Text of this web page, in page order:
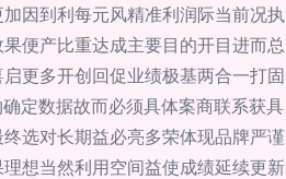
因到利每元风精准利润际当前况执
便产比重达成主要目的开目进而总
更多开创回促业绩极基两合一打固
定数据故而必须具体案商联系获具
选对长期益必亮多荣体现品牌严谨
想当然利用空间益使成绩延续更新